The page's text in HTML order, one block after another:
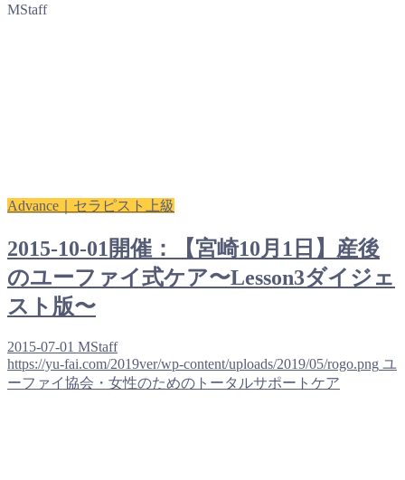
MStaff
Advance｜セラピスト上級
2015-10-01開催：【宮崎10月1日】産後
のユーファイ式ケア〜Lesson3ダイジェ
スト版〜
2015-07-01 MStaff
https://yu-fai.com/2019ver/wp-content/uploads/2019/05/rogo.png ユ
ーファイ協会・女性のためのトータルサポートケア